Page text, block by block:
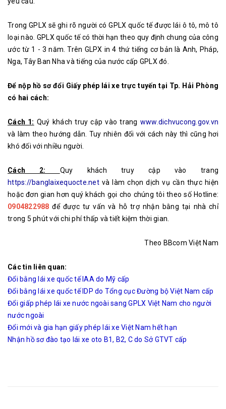
Trong GPLX sẽ ghi rõ người có GPLX quốc tế được lái ô tô, mô tô
loại nào. GPLX quốc tế có thời hạn theo quy định chung của công
ước từ 1 - 3 năm. Trên GLPX in 4 thứ tiếng cơ bản là Anh, Pháp,
Nga, Tây Ban Nha và tiếng của nước cấp GPLX đó.
Để nộp hồ sơ đổi Giấy phép lái xe trực tuyến tại Tp. Hải Phòng
có hai cách:
Cách 1: Quý khách truy cập vào trang www.dichvucong.gov.vn
và làm theo hướng dẫn. Tuy nhiên đối với cách này thì cũng hơi
khó đối với nhiều người.
Cách 2: Quy khách truy cập vào trang
https://banglaixequocte.netvà làm chọn dịch vụ cần thực hiện
hoặc đơn gian hơn quý khách gọi cho chúng tôi theo số Hotline:
0904822988 để được tư vấn và hỗ trợ nhận bằng tại nhà chỉ
trong 5 phút với chi phí thấp và tiết kiệm thời gian.
Theo BBcom Việt Nam
Các tin liên quan:
Đổi bằng lái xe quốc tế IAA do Mỹ cấp
Đổi bằng lái xe quốc tế IDP do Tổng cục Đường bộ Việt Nam cấp
Đổi giấp phép lái xe nước ngoài sang GPLX Việt Nam cho người
nước ngoài
Đổi mới và gia hạn giấy phép lái xe Việt Nam hết hạn
Nhận hồ sơ đào tạo lái xe oto B1, B2, C do Sở GTVT cấp